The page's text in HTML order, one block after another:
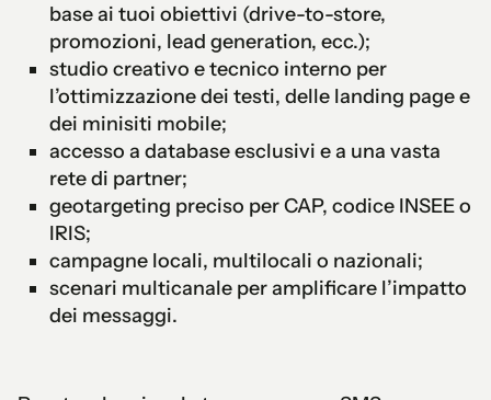
base ai tuoi obiettivi (drive-to-store,
promozioni, lead generation, ecc.);
studio creativo e tecnico interno per
l’ottimizzazione dei testi, delle landing page e
dei minisiti mobile;
accesso a database esclusivi e a una vasta
rete di partner;
geotargeting preciso per CAP, codice INSEE o
IRIS;
campagne locali, multilocali o nazionali;
scenari multicanale per amplificare l’impatto
dei messaggi.